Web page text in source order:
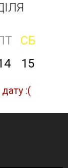
СБ
15
:(